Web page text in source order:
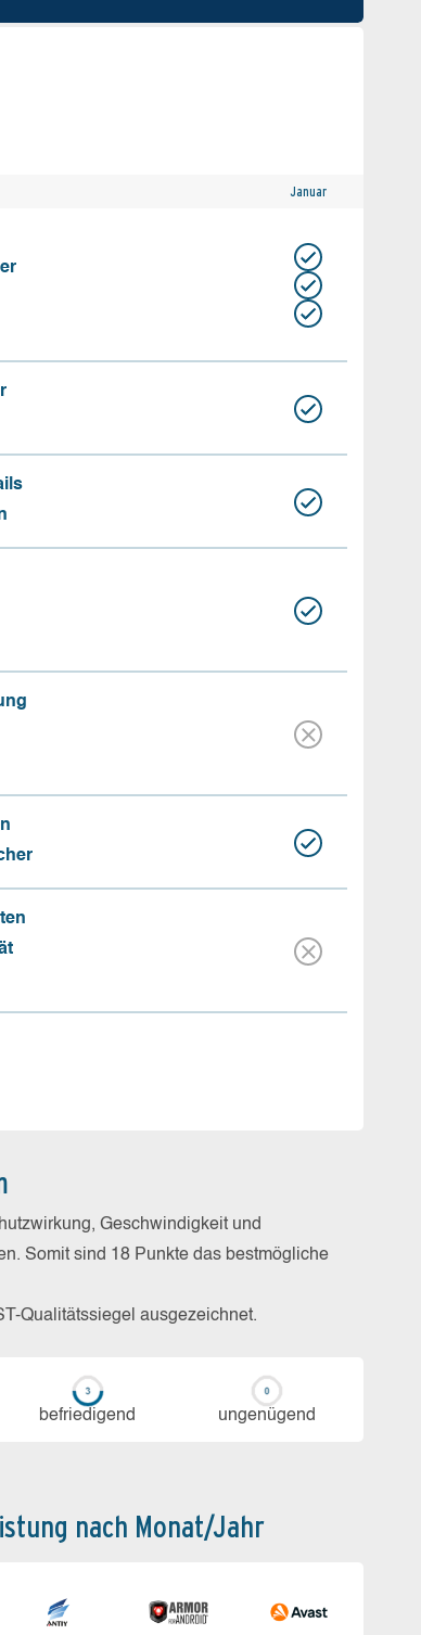
Januar
Geschwindigkeit und
Somit sind 18 Punkte das bestmögliche
Qualitätssiegel ausgezeichnet.
be­frie­di­gend un­ge­nü­gend
nach Monat/Jahr